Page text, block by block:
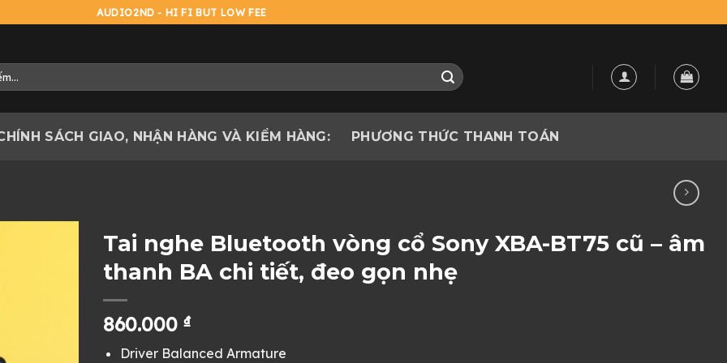
AUDIO2ND - HI FI BUT LOW FEE
SÁCH GIAO, NHẬN HÀNG VÀ KIỂM HÀNG: PHƯƠNG THỨC THANH TOÁN
Tai nghe Bluetooth vòng cổ Sony XBA-BT75 cũ – âm
thanh BA chi tiết, đeo gọn nhẹ
860.000 ₫
Driver Balanced Armature